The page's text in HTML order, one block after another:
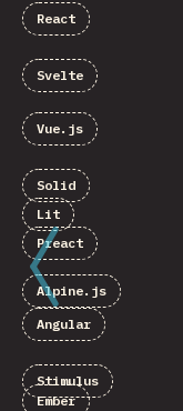
React
Svelte
Vue.js
Solid
Lit
Preact
Alpine.js
Angular
Stimulus
Ember